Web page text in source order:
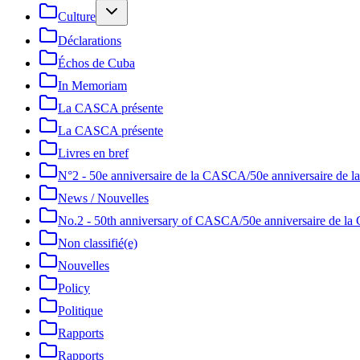
Culture
Déclarations
Échos de Cuba
In Memoriam
La CASCA présente
La CASCA présente
Livres en bref
N°2 - 50e anniversaire de la CASCA/50e anniversaire de
News / Nouvelles
No.2 - 50th anniversary of CASCA/50e anniversaire de la
Non classifié(e)
Nouvelles
Policy
Politique
Rapports
Rapports